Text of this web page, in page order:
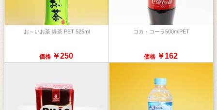
お～いお茶 緑茶 PET 525ml
価格 ￥250
コカ・コーラ500mlPET
価格 ￥162